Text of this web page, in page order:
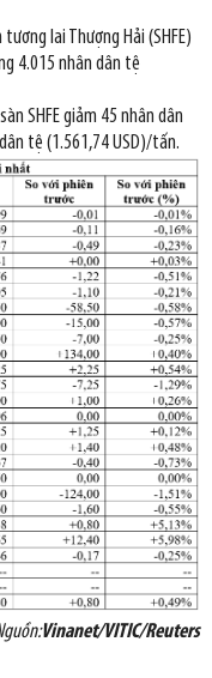
lai Thượng Hải (SHFE)
4.015 nhân dân tệ
SHFE giảm 45 nhân dân
tệ (1.561,74 USD)/tấn.
Vinanet/VITIC/Reuters